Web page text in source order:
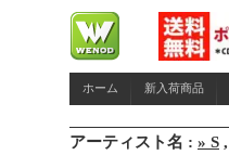
ホーム 新入荷商品
アーティスト名 : » S ,